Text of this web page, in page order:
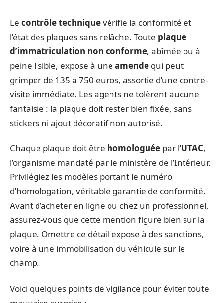
Le contrôle techniquevérifie la conformité et
l’état des plaques sans relâche. Toute plaque
d’immatriculation non conforme, abîmée ou à
peine lisible, expose à une amende qui peut
grimper de 135 à 750 euros, assortie d’une contre-
visite immédiate. Les agents ne tolèrent aucune
fantaisie : la plaque doit rester bien fixée, sans
stickers ni ajout décoratif non autorisé.
Chaque plaque doit être homologuée par l’UTAC,
l’organisme mandaté par le ministère de l’Intérieur.
Privilégiez les modèles portant le numéro
d’homologation, véritable garantie de conformité.
Avant d’acheter en ligne ou chez un professionnel,
assurez-vous que cette mention figure bien sur la
plaque. Omettre ce détail expose à des sanctions,
voire à une immobilisation du véhicule sur le
champ.
Voici quelques points de vigilance pour éviter toute